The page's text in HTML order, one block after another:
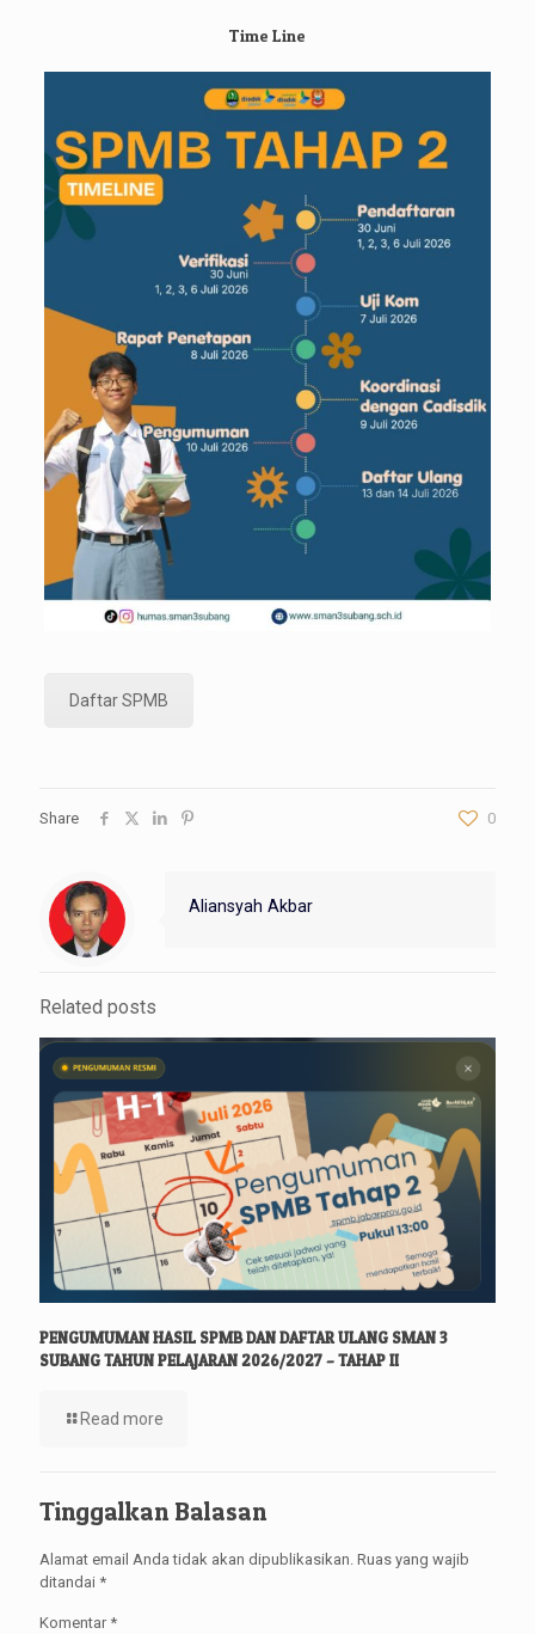
Time Line
Daftar SPMB
Share 0
Aliansyah Akbar
Related posts
PENGUMUMAN HASIL SPMB DAN DAFTAR ULANG SMAN 3
SUBANG TAHUN PELAJARAN 2026/2027 – TAHAP II
Read more
Tinggalkan Balasan
Alamat email Anda tidak akan dipublikasikan. Ruas yang wajib
ditandai *
Komentar *